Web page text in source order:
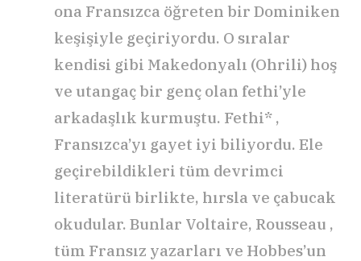
ona Fransızca öğreten bir Dominiken
keşişiyle geçiriyordu. O sıralar
kendisi gibi Makedonyalı (Ohrili) hoş
ve utangaç bir genç olan fethi’yle
arkadaşlık kurmuştu. Fethi* ,
Fransızca’yı gayet iyi biliyordu. Ele
geçirebildikleri tüm devrimci
literatürü birlikte, hırsla ve çabucak
okudular. Bunlar Voltaire, Rousseau ,
tüm Fransız yazarları ve Hobbes’un